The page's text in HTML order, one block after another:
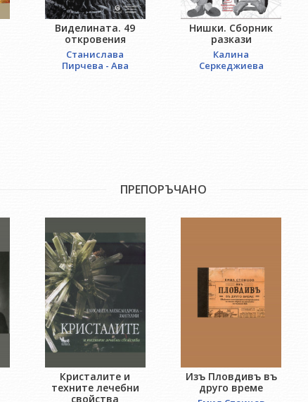
Виделината. 49
откровения
Станислава
Пирчева - Ава
Нишки. Сборник
разкази
Калина
Серкеджиева
ПРЕПОРЪЧАНО
Кристалите и
техните лечебни
свойства
Изъ Пловдивъ въ
друго време